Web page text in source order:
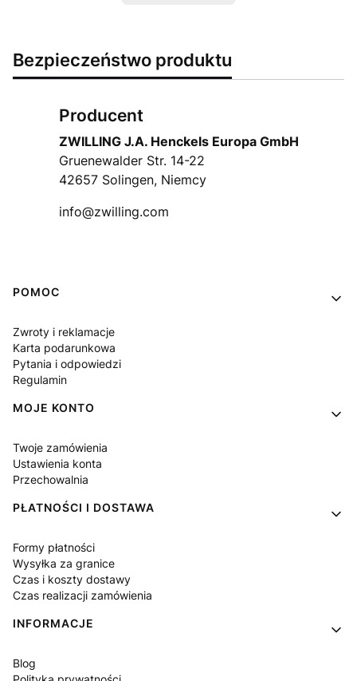
Bezpieczeństwo produktu
Producent
ZWILLING J.A. Henckels Europa GmbH
Gruenewalder Str. 14-22
42657 Solingen, Niemcy
info@zwilling.com
Linki w stopce
POMOC
Zwroty i reklamacje
Karta podarunkowa
Pytania i odpowiedzi
Regulamin
MOJE KONTO
Twoje zamówienia
Ustawienia konta
Przechowalnia
PŁATNOŚCI I DOSTAWA
Formy płatności
Wysyłka za granice
Czas i koszty dostawy
Czas realizacji zamówienia
INFORMACJE
Blog